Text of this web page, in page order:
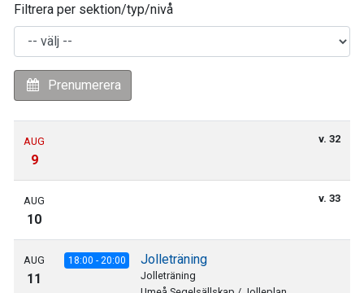
Filtrera per sektion/typ/nivå
Prenumerera
AUG
9
v. 32
AUG
10
v. 33
AUG
11
18:00 - 20:00 Jolleträning
Jolleträning